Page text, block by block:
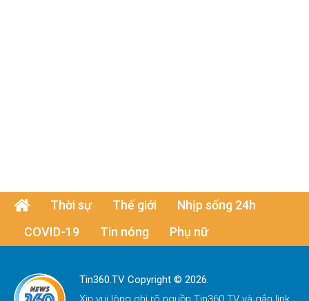
Thời sự Thế giới
Nhịp sống 24h
COVID-19
Tin nóng Phụ nữ
Tin360.TV Copyright © 2026.